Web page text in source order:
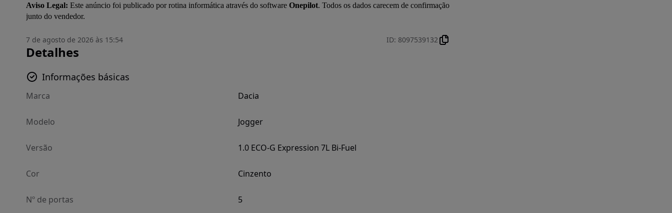
Aviso Legal: Este anúncio foi publicado por rotina informática através do software Onepilot. Todos os dados carecem de confirmação
junto do vendedor.
7 de agosto de 2026 às 15:54 ID: 8097539132
Detalhes
Informações básicas
Marca Dacia
Modelo Jogger
Versão 1.0 ECO-G Expression 7L Bi-Fuel
Cor Cinzento
Nº de portas 5